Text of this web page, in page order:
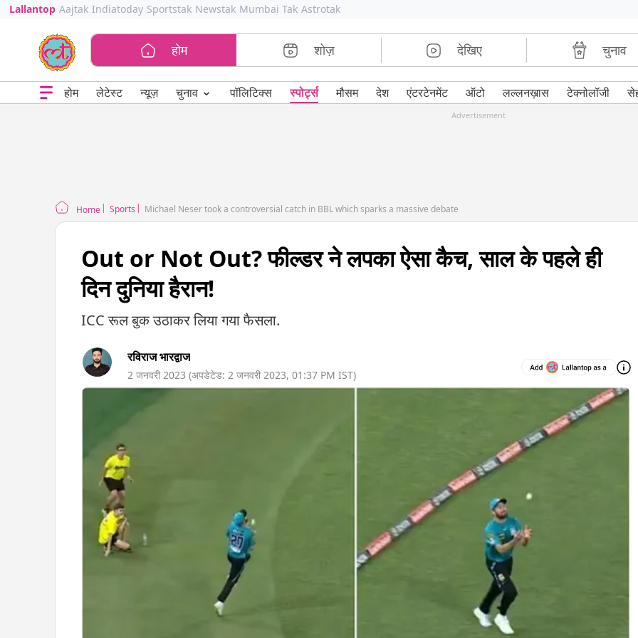
Lallantop Aajtak Indiatoday Sportstak Newstak Mumbai Tak Astrotak
होम शोज़ देखिए चुनाव
होम लेटेस्ट न्यूज़ चुनाव ⌄ पॉलिटिक्स स्पोर्ट्स मौसम देश एंटरटेनमेंट ऑटो लल्लनख़ास टेक्नोलॉजी
Advertisement
Home Sports Michael Neser took a controversial catch in BBL which sparks a massive debate
Out or Not Out? फील्डर ने लपका ऐसा कैच, साल के पहले ही
दिन दुनिया हैरान!
ICC रूल बुक उठाकर लिया गया फैसला.
रविराज भारद्वाज
2 जनवरी 2023 (अपडेटेड: 2 जनवरी 2023, 01:37 PM IST)